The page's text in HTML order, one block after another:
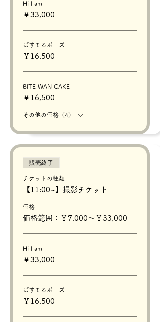
こちらは15~30分ほど経ちますと元に戻るた
くださいませ。
Hi I am
￥33,000
ぱすてるポーズ
￥16,500
BITE WAN CAKE
￥16,500
その他の価格（4）
販売終了
チケットの種類
【11:00~】撮影チケット
価格
価格範囲：￥7,000〜￥33,000
Hi I am
￥33,000
ぱすてるポーズ
￥16,500